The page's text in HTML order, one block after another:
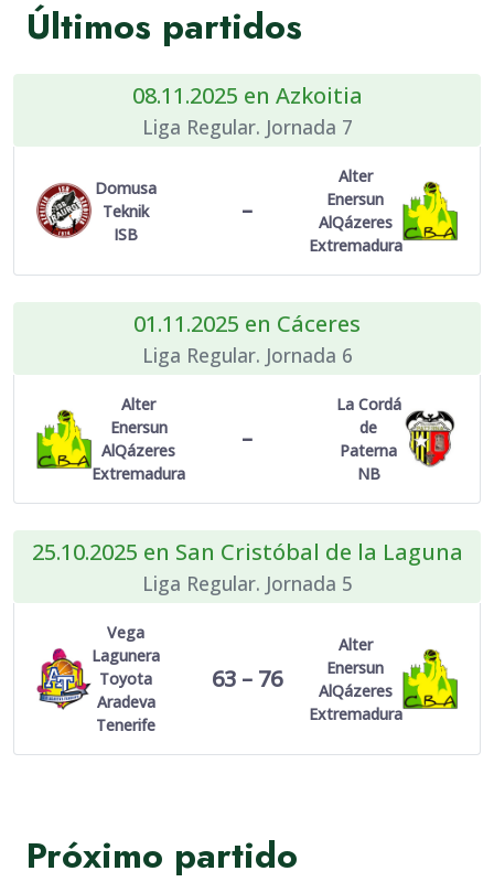
Últimos partidos
08.11.2025 en Azkoitia
Liga Regular. Jornada 7
Domusa
Teknik
ISB
–
Alter
Enersun
AlQázeres
Extremadura
01.11.2025 en Cáceres
Liga Regular. Jornada 6
Alter
Enersun
AlQázeres
Extremadura
–
La Cordá
de
Paterna
NB
25.10.2025 en San Cristóbal de la Laguna
Liga Regular. Jornada 5
Vega
Lagunera
Toyota
Aradeva
Tenerife
63 – 76
Alter
Enersun
AlQázeres
Extremadura
Próximo partido